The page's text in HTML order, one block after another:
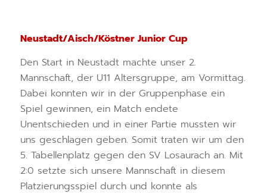
Neustadt/Aisch/Köstner Junior Cup
Den Start in Neustadt machte unser 2.
Mannschaft, der U11 Altersgruppe, am Vormittag.
Dabei konnten wir in der Gruppenphase ein
Spiel gewinnen, ein Match endete
Unentschieden und in einer Partie mussten wir
uns geschlagen geben. Somit traten wir um den
5. Tabellenplatz gegen den SV Losaurach an. Mit
2:0 setzte sich unsere Mannschaft in diesem
Platzierungsspiel durch und konnte als